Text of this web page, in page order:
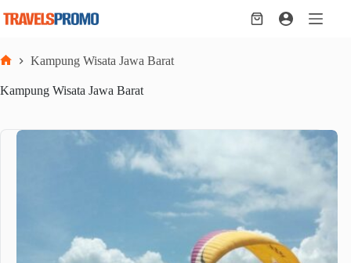
Shopping
Kampung Wisata Jawa Barat
Kampung Wisata Jawa Barat